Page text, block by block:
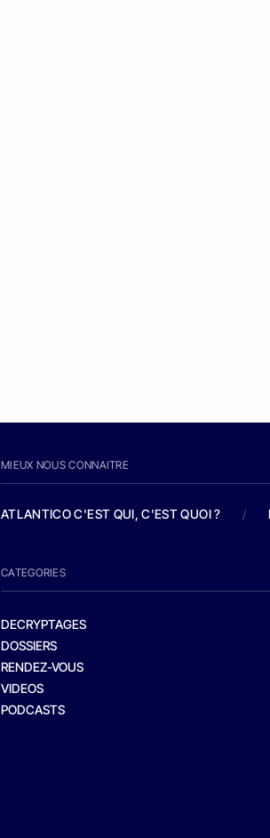
MIEUX NOUS CONNAITRE
ATLANTICO C'EST QUI, C'EST QUOI ? /
CATEGORIES
DECRYPTAGES
DOSSIERS
RENDEZ-VOUS
VIDEOS
PODCASTS